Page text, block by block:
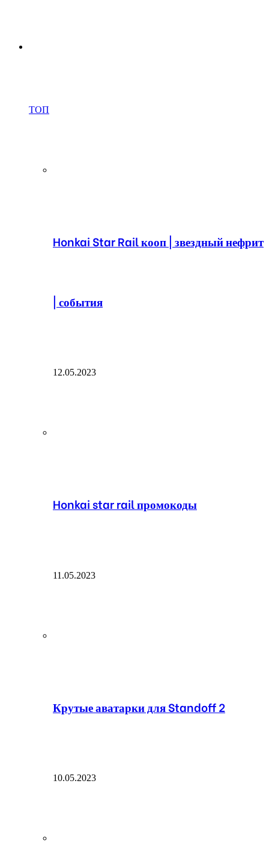
ТОП
Honkai Star Rail кооп | звездный нефрит
| события
12.05.2023
Honkai star rail промокоды
11.05.2023
Крутые аватарки для Standoff 2
10.05.2023